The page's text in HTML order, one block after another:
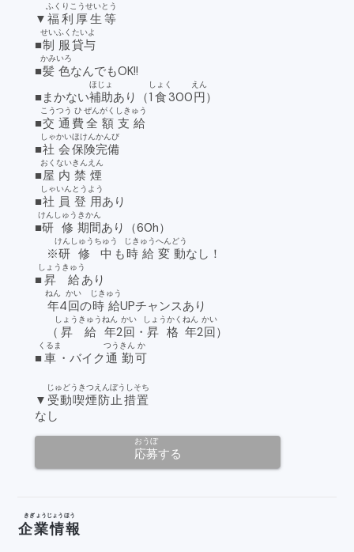
▼ 福利厚生等
ふくりこうせいとう
■制服
せいふく
貸与
たいよ
■髪色
かみいろ
なんでもOK!!
■まかない補助
ほじょ
あり（1 食
しょく
300円
えん
）
■交通
こうつう
費
ひ
全額
ぜんがく
支給
しきゅう
■社会
しゃかい
保険
ほけん
完備
かんび
■屋内
おくない
禁煙
きんえん
■社員
しゃいん
登用
とうよう
あり
■研修
けんしゅう
期間
きかん
あり（60h）
※研修
けんしゅう
中
ちゅう
も 時給
じきゅう
変動
へんどう
なし！
■昇給
しょうきゅう
あり
年
ねん
4回
かい
の時給
じきゅう
UPチャンスあり
（ 昇給
しょうきゅう
年
ねん
2回
かい
・昇格
しょうかく
年
ねん
2回
かい
）
■車
くるま
・バイク通勤
つうきん
可
か
▼ 受動喫煙防止措置
じゅどうきつえんぼうしそち
なし
応募
おうぼ
する
企業情報
きぎょうじょうほう